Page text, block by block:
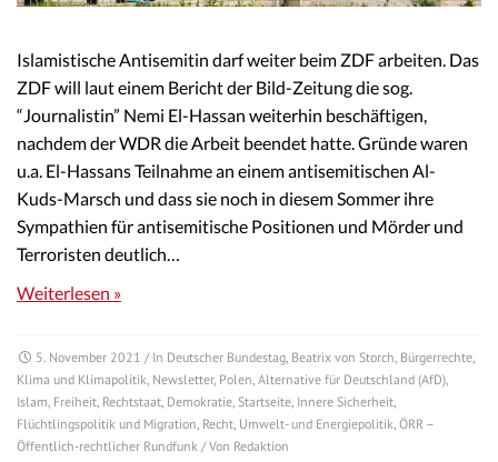
Islamistische Antisemitin darf weiter beim ZDF arbeiten. Das
ZDF will laut einem Bericht der Bild-Zeitung die sog.
“Journalistin” Nemi El-Hassan weiterhin beschäftigen,
nachdem der WDR die Arbeit beendet hatte. Gründe waren
u.a. El-Hassans Teilnahme an einem antisemitischen Al-
Kuds-Marsch und dass sie noch in diesem Sommer ihre
Sympathien für antisemitische Positionen und Mörder und
Terroristen deutlich…
Weiterlesen »
5. November 2021 / In Deutscher Bundestag Beatrix von Storch Bürgerrechte
Klima und Klimapolitik Newsletter, Polen Alternative für Deutschland (AfD)
Islam Freiheit Rechtstaat Demokratie Startseite Innere Sicherheit
Flüchtlingspolitik und Migration Recht Umwelt- und Energiepolitik ÖRR –
Öffentlich-rechtlicher Rundfunk / Von Redaktion